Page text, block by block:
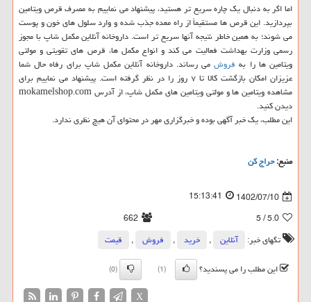
اما اگر به دنبال یک چاره سریع تر هستید، پیشنهاد می نماییم به مصرف قرص ویتامین
بپردازید. این قرص ها مستقیماً از راه معده جذب شده و وارد سلول های خون و پوست
می شوند؛ به همین خاطر نتیجه آنها سریع تر است. داروخانه آنلاین مکمل شاپ با مجوز
رسمی وزارت بهداشت فعالیت می کند و انواع مکمل ها، قرص های تقویتی و مولتی
ویتامین ها را به فروشمی رساند. داروخانه آنلاین مکمل شاپ برای رفاه حال شما
عزیزان امکان بازگشت کالا تا ۷ روز را در نظر گرفته است. پیشنهاد می نماییم برای
مشاهده ویتامین ها و مولتی ویتامین های مکمل شاپ، از آدرس mokamelshop.com
دیدن کنید.
این مطلب، یک خبر آگهی بوده و خبرگزاری مهر در محتوای آن هیچ نظری ندارد.
منبع:حراج كن
1402/07/10
15:13:41
5.0
/ 5
662
تگهای خبر:
آنلاین , خرید , فروش ,
قیمت
این مطلب را می پسندید؟
(1)
(0)
X